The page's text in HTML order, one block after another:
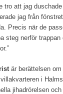
tro att jag duschade
jag från
Precis när de
steg nerför trappan
är berättelsen
i
jihadrörelsen och